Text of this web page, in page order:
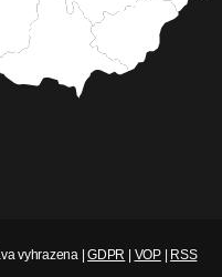
vyhrazena |GDPR | VOP| RSS